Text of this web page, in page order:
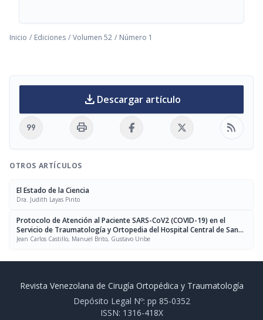
Inicio / Ediciones / Volumen 52 / Número 1
download Descargar artículo
format_quote print rss_feed
OTROS ARTÍCULOS
El Estado de la Ciencia
Dra. Judith Layas Pinto
Protocolo de Atención al Paciente SARS-CoV2 (COVID-19) en el
Servicio de Traumatología y Ortopedia del Hospital Central de San
Cristóbal
Jean Carlos Castillo, Manuel Brito, Gustavo Uribe
Revista Venezolana de Cirugía Ortopédica y Traumatología
Depósito Legal Nº: pp 85-0352
ISSN: 1316-418X